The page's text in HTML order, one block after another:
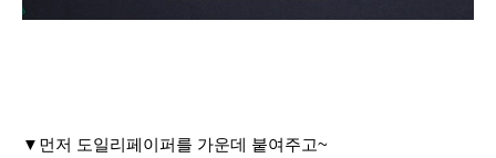
▼먼저 도일리페이퍼를 가운데 붙여주고~